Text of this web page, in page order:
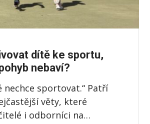
dítě ke sportu,
nebaví?
nechce sportovat.“ Patří
věty, které
i odborníci na…